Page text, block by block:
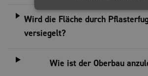
Wird die Fläche durch
versiegelt?
Wie ist der Oberbau